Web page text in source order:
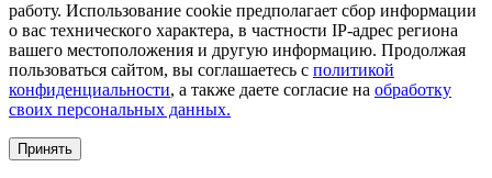
работу. Использование cookie предполагает сбор информации
о вас технического характера, в частности IP-адрес региона
вашего местоположения и другую информацию. Продолжая
пользоваться сайтом, вы соглашаетесь с политикой
конфиденциальности, а также даете согласие на обработку
своих персональных данных.
Принять